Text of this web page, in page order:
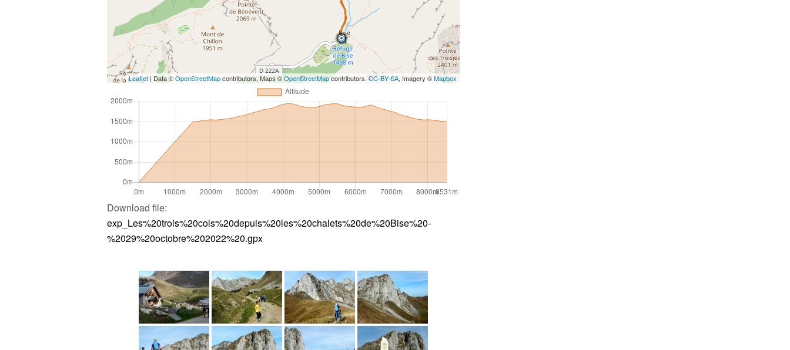
Leaflet| Data ©OpenStreetMapcontributors, Maps ©OpenStreetMapcontributors,CC-BY-SA, Imagery ©Mapbox
Download file:
exp_Les%20trois%20cols%20depuis%20les%20chalets%20de%20Bise%20-
%2029%20octobre%202022%20.gpx